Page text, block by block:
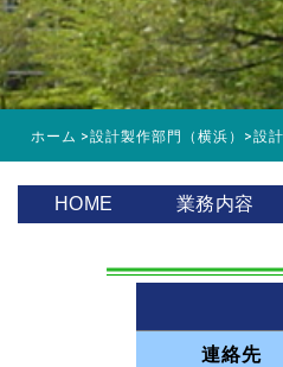
ホーム >設計製作部門（横浜） >設
HOME 業務内容
連絡先